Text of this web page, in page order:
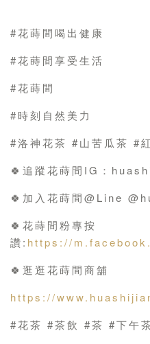
#花蒔間喝出健康
#花蒔間享受生活
#花蒔間
#時刻自然美力
#洛神花茶 #山苦瓜茶 #
🍀追蹤花蒔間IG：
🍀加入花蒔間@Line
🍀花蒔間粉專按
讚: https://
🍀逛逛花蒔間商舖
https://
#花茶 #茶飲 #茶 #下午